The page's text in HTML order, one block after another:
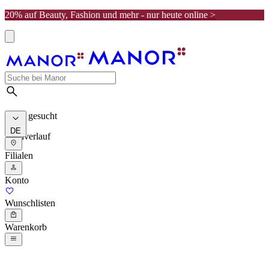
20% auf Beauty, Fashion und mehr - nur heute online >
Meist gesucht
Suchverlauf
DE
Filialen
Konto
Wunschlisten
Warenkorb